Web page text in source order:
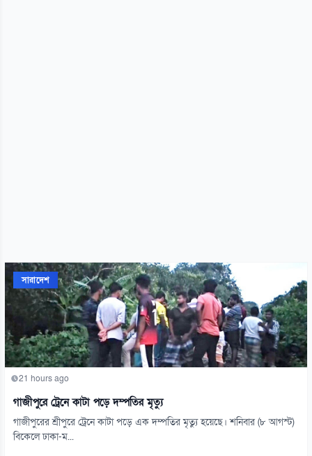
সারাদেশ
21 hours ago
গাজীপুরে ট্রেনে কাটা পড়ে দম্পতির মৃত্যু
গাজীপুরের শ্রীপুরে ট্রেনে কাটা পড়ে এক দম্পতির মৃত্যু হয়েছে। শনিবার (৮ আগস্ট)
বিকেলে ঢাকা-ম...